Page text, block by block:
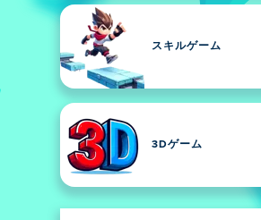
スキルゲーム
3Dゲーム